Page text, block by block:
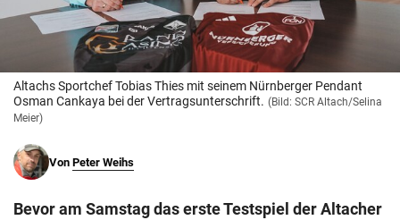
© Krone Multimedia GmbH & Co KG 2026
Muthgasse 2, 1190 Wien
Altachs Sportchef Tobias Thies mit seinem Nürnberger Pendant
Osman Cankaya bei der Vertragsunterschrift. (Bild: SCR Altach/Selina
Meier)
Von Peter Weihs
Bevor am Samstag das erste Testspiel der Altacher